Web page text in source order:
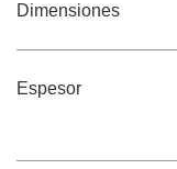
Dimensiones
Espesor